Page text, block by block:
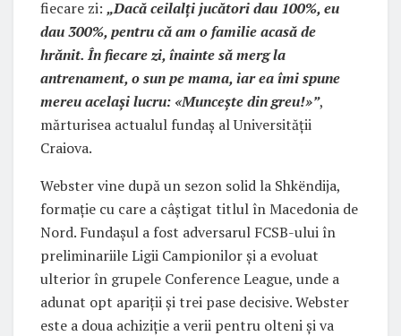
fiecare zi: „Dacă ceilalți jucători dau 100%, eu
dau 300%, pentru că am o familie acasă de
hrănit. În fiecare zi, înainte să merg la
antrenament, o sun pe mama, iar ea îmi spune
mereu același lucru: «Muncește din greu!»”,
mărturisea actualul fundaș al Universității
Craiova.
Webster vine după un sezon solid la Shkëndija,
formație cu care a câștigat titlul în Macedonia de
Nord. Fundașul a fost adversarul FCSB-ului în
preliminariile Ligii Campionilor și a evoluat
ulterior în grupele Conference League, unde a
adunat opt apariții și trei pase decisive. Webster
este a doua achiziție a verii pentru olteni și va